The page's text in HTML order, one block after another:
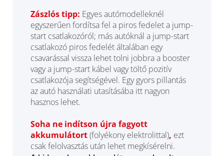
Zászlós tipp: Egyes autómodelleknél
egyszerűen fordítsa fel a piros fedelet a jump-
start csatlakozóról; más autóknál a jump-start
csatlakozó piros fedelét általában egy
csavarással vissza lehet tolni jobbra a booster
vagy a jump-start kábel vagy töltő pozitív
csatlakozója segítségével. Egy gyors pillantás
az autó használati utasításába itt nagyon
hasznos lehet.
Soha ne indítson újra fagyott
akkumulátort(folyékony elektrolittal), ezt
csak felolvasztás után lehet megkísérelni.